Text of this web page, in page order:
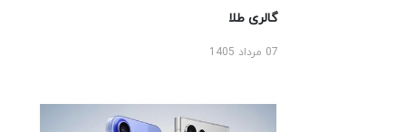
گالری طلا
07 مرداد 1405